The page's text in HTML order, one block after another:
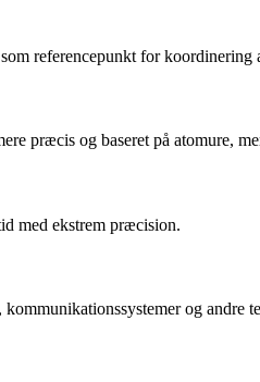
referencepunkt for koordinering
præcis og baseret på atomure,
med ekstrem præcision.
og andre